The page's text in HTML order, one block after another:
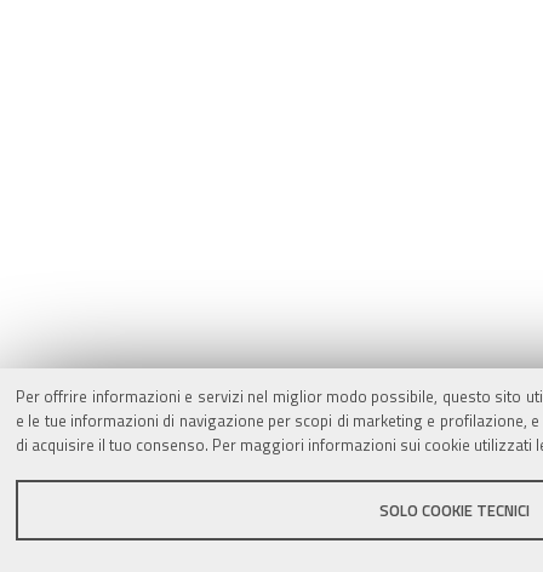
Per offrire informazioni e servizi nel miglior modo possibile, questo sito
e le tue informazioni di navigazione per scopi di marketing e
di acquisire il tuo consenso. Per maggiori informazioni sui cookie utilizzati
SOLO COOKIE TECNICI